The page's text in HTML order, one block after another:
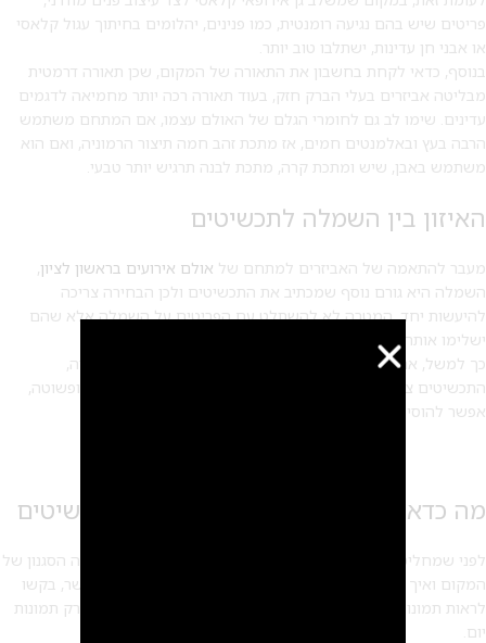
פריטים שיש בהם נגיעה רומנטית, כמו פנינים, יהלומים בחיתוך עגול קלאסי
או אבני חן עדינות, ישתלבו טוב יותר.
בנוסף, כדאי לקחת בחשבון את התאורה של המקום, שכן תאורה דרמטית
מבליטה אביזרים בעלי הברק חזק, בעוד תאורה רכה יותר מחמיאה לדגמים
עדינים. שימו לב גם לחומרי הגלם של האולם עצמו, אם המתחם משתמש
הרבה בעץ ובאלמנטים חמים, אז מתכת זהב חמה תיצור הרמוניה, ואם הוא
משתמש באבן, שיש ומתכת קרה, מתכת לבנה תרגיש יותר טבעי.
האיזון בין השמלה לתכשיטים
מעבר להתאמה של האביזרים למתחם של אולם אירועים בראשון לציון,
השמלה היא גורם נוסף שמכתיב את התכשיטים ולכן הבחירה צריכה
להיעשות יחד. המטרה לא להשתלט עם הפריטים על השמלה אלא שהם
ישלימו אותה.
כך למשל, אם השמלה מורכבת מאוד עם רקמות, חרוזים או תחרה,
התכשיטים צריכים להיות מינימליסטיים יותר. אם השמלה נקייה ופשוטה,
אפשר להוסיף דגמים בולטים יותר.
מה כדאי לבדוק לפני שמחליטים על התכשיטים
לפני שמחליטים סופית, שאלו את עצמכן כמה שאלות. ראשית, מה הסגנון של
המקום ואיך הוא יראה בערב ההוא, עם התאורה והעיצוב. אם אפשר, בקשו
לראות תמונות של אירועים אחרים שהתקיימו במקום בערב, ולא רק תמונות
יום.